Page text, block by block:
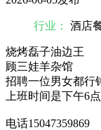
行业： 酒店
烧烤磊子油边王
顾三娃羊杂馆
招聘一位男女都行
上班时间是下午6
电话15047359869